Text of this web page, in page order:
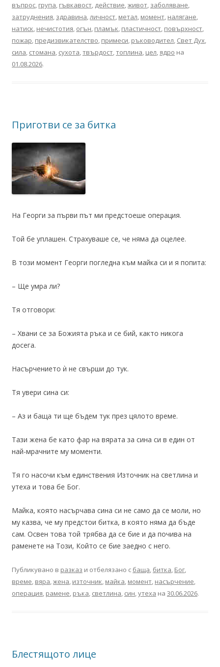
въпрос, група, гъвкавост, действие,живот, заболяване,
затруднения, здравина,личност, метал, момент, налягане,
натиск, нечистотия, огън, пламък, пластичност, повърхност,
пожар, предизвикателство, примеси, ръководител, Свет Дух,
сила, стомана, сухота,твърдост,топлина, цел,ядро на
01.08.2026.
Приготви се за битка
На Георги за първи път ми предстоеше операция.
Той бе уплашен. Страхуваше се, че няма да оцелее.
В този момент Георги погледна към майка си и я попита:
– Ще умра ли?
Тя отговори:
– Хвани се за Божията ръка и се бий, както никога
досега.
Насърчението ѝ не свърши до тук.
Тя увери сина си:
– Аз и баща ти ще бъдем тук през цялото време.
Тази жена бе като фар на вярата за сина си в един от
най-мрачните му моменти.
Тя го насочи към единствения Източник на светлина и
утеха и това бе Бог.
Майка, която насърчава сина си не само да се моли, но
му казва, че му предстои битка, в която няма да бъде
сам. Освен това той трябва да се бие и да почива на
раменете на Този, Който се бие заедно с него.
Публикувано в разказ и отбелязано с баща, битка, Бог,
време, вяра,жена, източник, майка, момент, насърчение,
операция, рамене, ръка, светлина, син,утеха на 30.06.2026.
Блестящото лице